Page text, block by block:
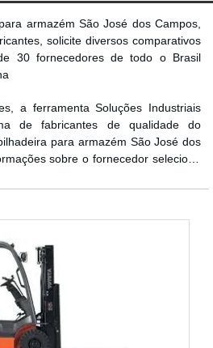
armazém São José dos Campos,
solicite diversos comparativos
30 fornecedores de todo o Brasil
a ferramenta Soluções Industriais
de fabricantes de qualidade do
para armazém São José dos
sobre o fornecedor selecione